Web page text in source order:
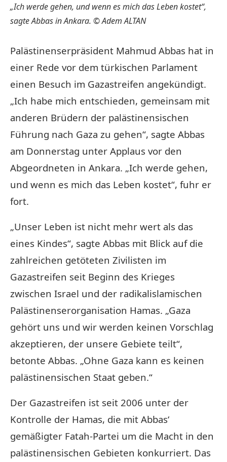
„Ich werde gehen, und wenn es mich das Leben kostet“,
sagte Abbas in Ankara. © Adem ALTAN
Palästinenserpräsident Mahmud Abbas hat in
einer Rede vor dem türkischen Parlament
einen Besuch im Gazastreifen angekündigt.
„Ich habe mich entschieden, gemeinsam mit
anderen Brüdern der palästinensischen
Führung nach Gaza zu gehen“, sagte Abbas
am Donnerstag unter Applaus vor den
Abgeordneten in Ankara. „Ich werde gehen,
und wenn es mich das Leben kostet“, fuhr er
fort.
„Unser Leben ist nicht mehr wert als das
eines Kindes“, sagte Abbas mit Blick auf die
zahlreichen getöteten Zivilisten im
Gazastreifen seit Beginn des Krieges
zwischen Israel und der radikalislamischen
Palästinenserorganisation Hamas. „Gaza
gehört uns und wir werden keinen Vorschlag
akzeptieren, der unsere Gebiete teilt“,
betonte Abbas. „Ohne Gaza kann es keinen
palästinensischen Staat geben.“
Der Gazastreifen ist seit 2006 unter der
Kontrolle der Hamas, die mit Abbas‘
gemäßigter Fatah-Partei um die Macht in den
palästinensischen Gebieten konkurriert. Das